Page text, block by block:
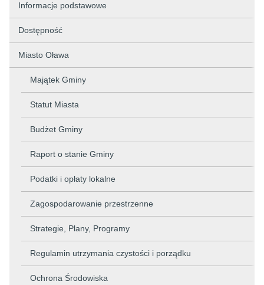
Informacje podstawowe
Dostępność
Miasto Oława
Majątek Gminy
Statut Miasta
Budżet Gminy
Raport o stanie Gminy
Podatki i opłaty lokalne
Zagospodarowanie przestrzenne
Strategie, Plany, Programy
Regulamin utrzymania czystości i porządku
Ochrona Środowiska